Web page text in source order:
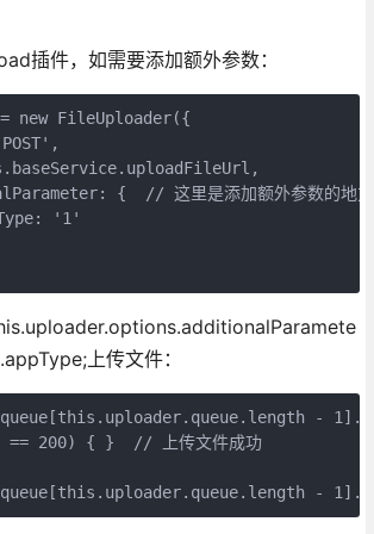
插件，如需要添加额外参数：
new FileUploader({
{  // 这里是添加额外参数的地方
'1'
上传文件：
-
200) { }  // 上传文件成功
-